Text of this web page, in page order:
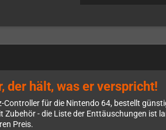
der hält, was er verspricht!
für die Nintendo 64, bestellt
- die Liste der Enttäuschungen ist
Preis.